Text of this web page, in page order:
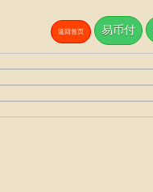
返回首页 易币付